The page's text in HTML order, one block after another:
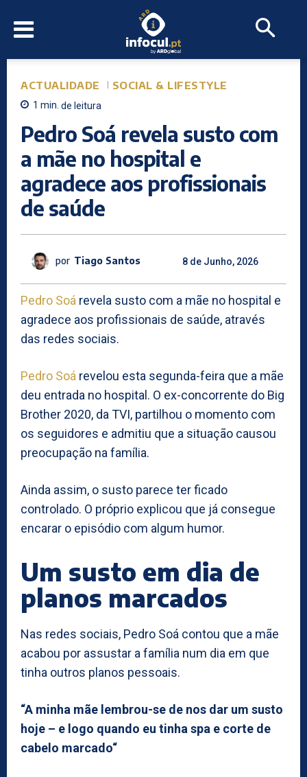
ACTUALIDADE SOCIAL & LIFESTYLE
1 min. de leitura
Pedro Soá revela susto com
a mãe no hospital e
agradece aos profissionais
de saúde
por Tiago Santos 8 de Junho, 2026
Pedro Soá revela susto com a mãe no hospital e
agradece aos profissionais de saúde, através
das redes sociais.
Pedro Soá revelou esta segunda-feira que a mãe
deu entrada no hospital. O ex-concorrente do Big
Brother 2020, da TVI, partilhou o momento com
os seguidores e admitiu que a situação causou
preocupação na família.
Ainda assim, o susto parece ter ficado
controlado. O próprio explicou que já consegue
encarar o episódio com algum humor.
Um susto em dia de
planos marcados
Nas redes sociais, Pedro Soá contou que a mãe
acabou por assustar a família num dia em que
tinha outros planos pessoais.
“A minha mãe lembrou-se de nos dar um susto
hoje – e logo quando eu tinha spa e corte de
cabelo marcado“